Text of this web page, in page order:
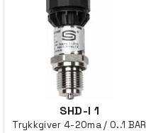
SHD-I 1
Trykkgiver 4-20ma / 0..1 BAR